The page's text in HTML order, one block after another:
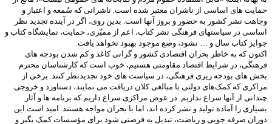
حمایت های اساسی از ناشران معتبر شده است. ناشرانی که سُمعه و اعتبار و
وجاهت نشر کشور به حضور و بروز آنها است. بدین روی، اگر در آینده تجدید نظر
اساسی در سیاستهای فرهنگی نشر کتاب، اعم از ممیّزی، حمایت، نمایشگاه کتاب و
جوایز کتاب سال و … نشود، وضع موجود بهبود نخواهد یافت.
اکنون که به خاطر بحران اقتصادی کشور و گرانی کاغذ و کم شدن بودجه های
فرهنگی، در شرایط اقتصاد مقاومتی هستیم، خوب است که کارشناسان محترم
بخش های بودجه ریزی فرهنگی، در سیاست های خود تجدیدنظر کنند. برخی از
مراکزی که کمک‌های دولتی با مبالغی کلان دریافت می نمایند، دستاورد و خروجی
چندانی از آنها سراغ نداریم. در عوض مراکزی سراغ داریم که برنامه ها و آثار
بسیاری را آماده تولید و نشر کرده اند، اما با بحران مواجه هستند. امید است این
دوران صرفه جویی و ریاضت، تبدیل به فرصتی شود برای مؤسسات کمک بگیر و